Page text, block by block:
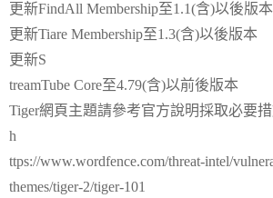
更新FindAll Membership至1.1(含)以後版本
更新Tiare Membership至1.3(含)以後版本
更新S
treamTube Core至4.79(含)以前後版本
Tiger網頁主題請參考官方說明採取必要
h
ttps://www.wordfence.com/threat-intel/
themes/tiger-2/tiger-101